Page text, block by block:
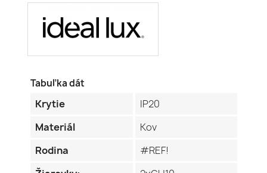
Tabuľka dát
Krytie
IP20
Materiál
Kov
Rodina
#REF!